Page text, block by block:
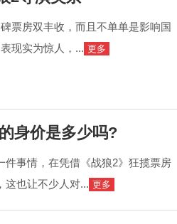
票房双丰收，而且不单单是影响国
现实为惊人，... 更多
身价是多少吗?
事情，在凭借《战狼2》狂揽票房
这也让不少人对... 更多